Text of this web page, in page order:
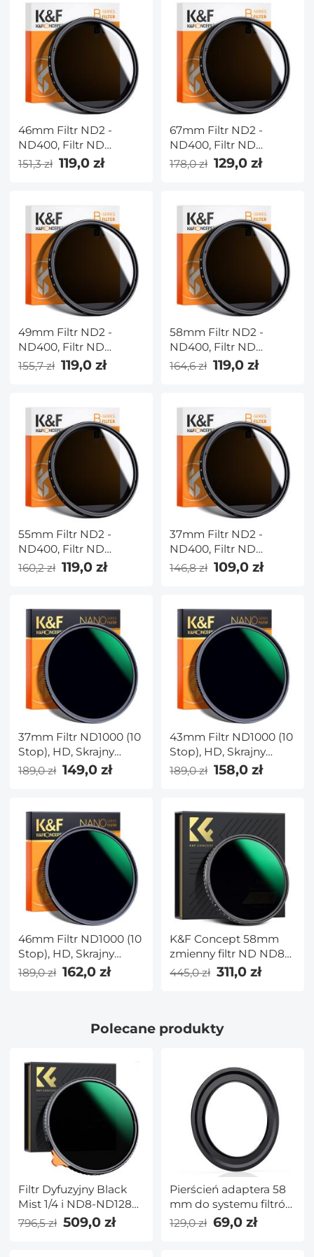
46mm Filtr ND2 -
ND400, Filtr ND
Zmienny Neutralna
Gęstość
151,3 zł 119,0 zł
67mm Filtr ND2 -
ND400, Filtr ND
Zmienny Neutralna
Gęstość
178,0 zł 129,0 zł
49mm Filtr ND2 -
ND400, Filtr ND
Zmienny Neutralna
Gęstość
155,7 zł 119,0 zł
58mm Filtr ND2 -
ND400, Filtr ND
Zmienny Neutralna
Gęstość
164,6 zł 119,0 zł
55mm Filtr ND2 -
ND400, Filtr ND
Zmienny Neutralna
160,2 zł 119,0 zł
37mm Filtr ND2 -
ND400, Filtr ND
Zmienny Neutralna
146,8 zł 109,0 zł
37mm Filtr ND1000 (10
Stop), HD, Skrajny
Cienki,
Wielowarstwowy,
189,0 zł 149,0 zł
43mm Filtr ND1000 (10
Stop), HD, Skrajny
Cienki,
Wielowarstwowy,
189,0 zł 158,0 zł
46mm Filtr ND1000 (10
Stop), HD, Skrajny
Cienki,
Wielowarstwowy,
189,0 zł 162,0 zł
K&F Concept 58mm
zmienny filtr ND ND8-
ND128 (3-7 Stop) HD
hydrofobowy filtr VND
445,0 zł 311,0 zł
Polecane produkty
Filtr Dyfuzyjny Black
Mist 1/4 i ND8-ND128
(3-7 Stopni) 82mm,
796,5 zł 509,0 zł
Pierścień adaptera 58
mm do systemu filtrów
kwadratowych 100
129,0 zł 69,0 zł